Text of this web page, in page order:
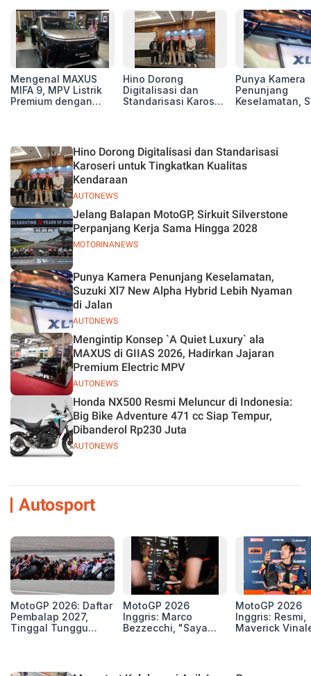
Mengenal MAXUS
MIFA 9, MPV Listrik
Premium dengan
Hino Dorong
Digitalisasi dan
Standarisasi Karoseri
Punya Kamera
Penunjang
Keselamatan,
AUTONEWS
Hino Dorong Digitalisasi dan Standarisasi
Karoseri untuk Tingkatkan Kualitas
Kendaraan
MOTORINANEWS
Jelang Balapan MotoGP, Sirkuit Silverstone
Perpanjang Kerja Sama Hingga 2028
AUTONEWS
Punya Kamera Penunjang Keselamatan,
Suzuki Xl7 New Alpha Hybrid Lebih Nyaman
di Jalan
AUTONEWS
Mengintip Konsep `A Quiet Luxury` ala
MAXUS di GIIAS 2026, Hadirkan Jajaran
Premium Electric MPV
AUTONEWS
Honda NX500 Resmi Meluncur di Indonesia:
Big Bike Adventure 471 cc Siap Tempur,
Dibanderol Rp230 Juta
Autosport
MotoGP 2026: Daftar
Pembalap 2027,
Tinggal Tunggu
MotoGP 2026
Inggris: Marco
Bezzecchi, "Saya
MotoGP 2026
Inggris: Resmi,
Maverick
Selanjutnya